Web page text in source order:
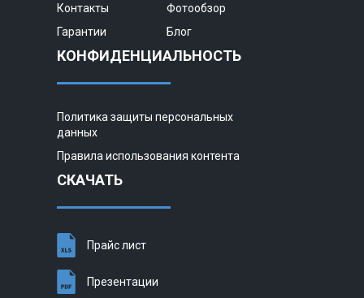
Контакты
Фотообзор
Гарантии
Блог
КОНФИДЕНЦИАЛЬНОСТЬ
Политика защиты персональных
данных
Правила использования контента
СКАЧАТЬ
Прайс лист
Презентации